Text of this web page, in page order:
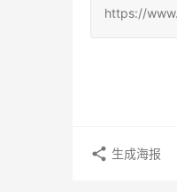
https://
生成海报